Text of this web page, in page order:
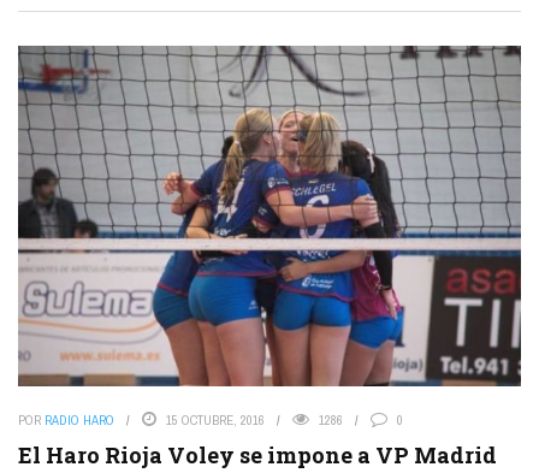
POR RADIO HARO 15 OCTUBRE, 2016 1286 0
El Haro Rioja Voley se impone a VP Madrid